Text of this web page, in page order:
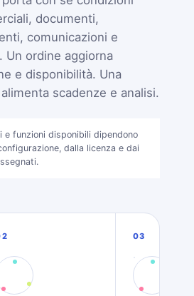
documenti,
comunicazioni e
Un ordine aggiorna
e disponibilità. Una
scadenze e analisi.
e funzioni disponibili dipendono
dalla licenza e dai
03